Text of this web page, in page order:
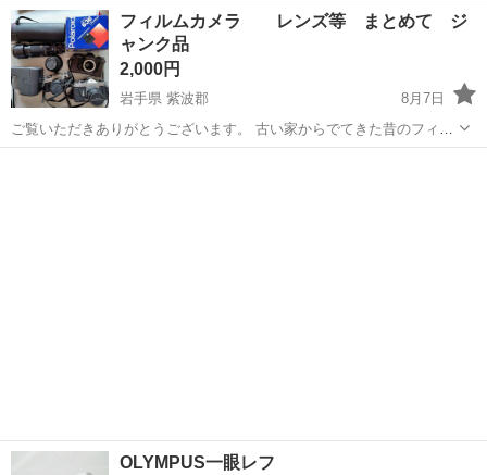
沖縄 名護市
フィルムカメラ レンズ等 まとめて ジ
ャンク品
2,000円
岩手県 紫波郡
8月7日
ご覧いただきありがとうございます。 古い家からでてきた昔のフィル
ムカメラやレンズです。 キャノン アサヒ ポラロイド 長期間保管さ
OLYMPUS一眼レフ